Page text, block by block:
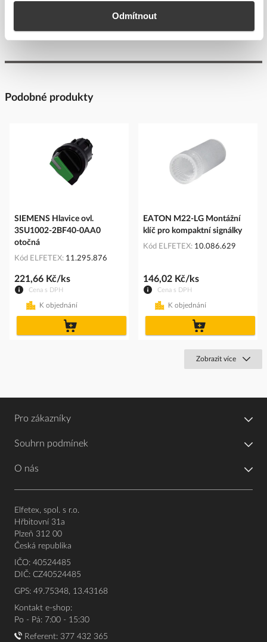
Odmítnout
Podobné produkty
SIEMENS Hlavice ovl.
3SU1002-2BF40-0AA0
otočná
Kód ELFETEX 11.295.876
Cena s DPH
221,66 Kč/ks
K objednání
EATON M22-LG Montážní
klíč pro kompaktní signálky
Kód ELFETEX 10.086.629
Cena s DPH
146,02 Kč/ks
K objednání
Zobrazit více
Pro zákazníky
Souhrn podmínek
O nás
Elfetex, spol. s r.o.
Hřbitovní 31a
Plzeň 312 00
Česká republika
IČO: 40524485
DIČ: CZ40524485
GPS: 49.75348, 13.43168
Kontakt e-shop:
Po - Pá: 7:00 - 15:30
Referent: 377 432 365